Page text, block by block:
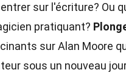
sur l'écriture? Ou
pratiquant?
sur Alan Moore
sous un nouveau